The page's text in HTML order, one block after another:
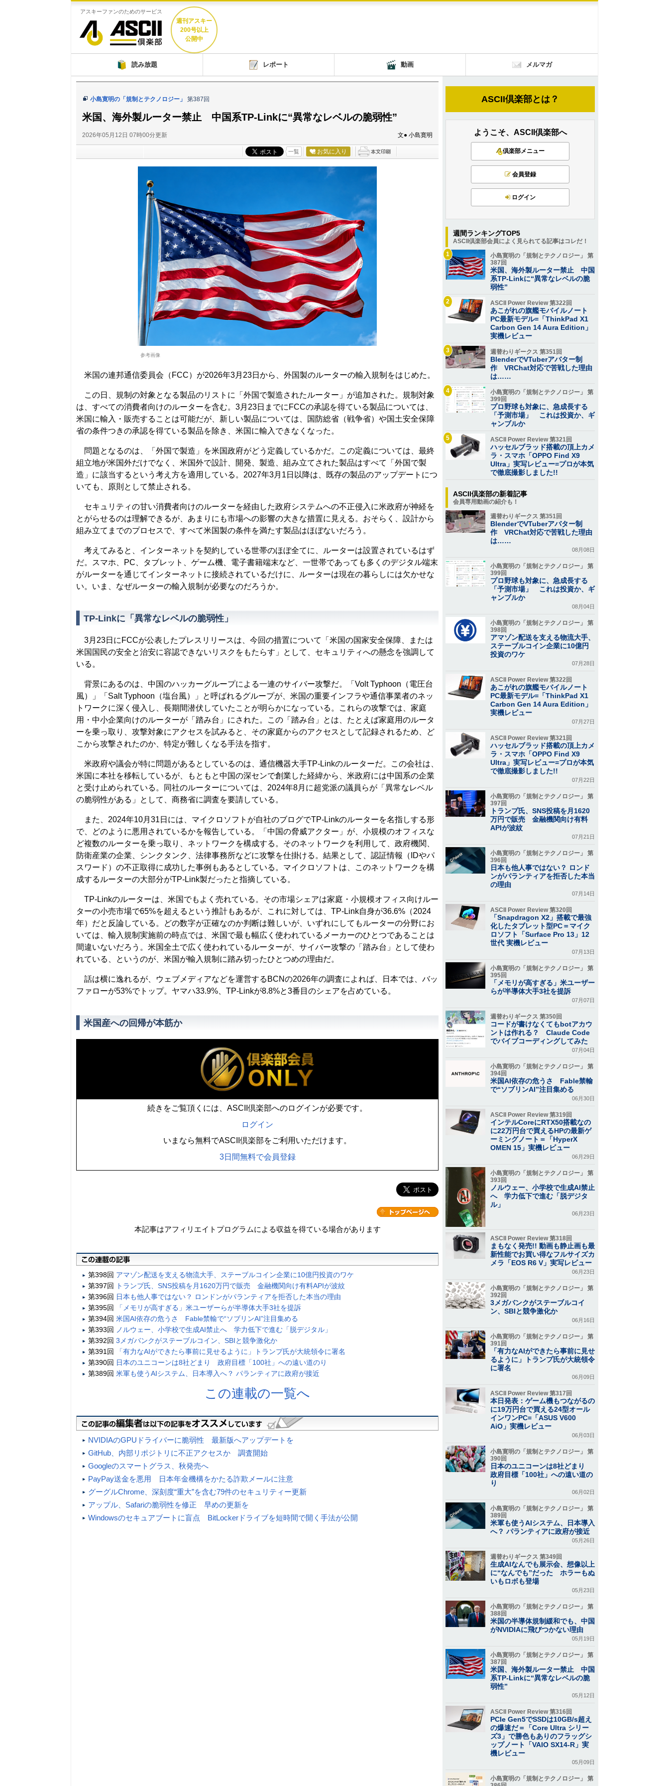
アスキーファンのためのサービス
ASCII倶楽部
週刊アスキー
200号以上
公開中
読み放題 レポート 動画 メルマガ
小島寛明の「規制とテクノロジー」 第387回
米国、海外製ルーター禁止 中国系TP-Linkに“異常なレベルの脆弱性”
2026年05月12日 07時00分更新 文● 小島寛明
一覧 お気に入り
参考画像
米国の連邦通信委員会（FCC）が2026年3月23日から、外国製のルーターの輸入規制をはじめた。
この日、規制の対象となる製品のリストに「外国で製造されたルーター」が追加された。規制対象
は、すべての消費者向けのルーターを含む。3月23日までにFCCの承認を得ている製品については、
米国に輸入・販売することは可能だが、新しい製品については、国防総省（戦争省）や国土安全保障
省の条件つきの承認を得ている製品を除き、米国に輸入できなくなった。
問題となるのは、「外国で製造」を米国政府がどう定義しているかだ。この定義については、最終
組立地が米国外だけでなく、米国外で設計、開発、製造、組み立てされた製品はすべて「外国で製
造」に該当するという考え方を適用している。2027年3月1日以降は、既存の製品のアップデートにつ
いても、原則として禁止される。
セキュリティの甘い消費者向けのルーターを経由した政府システムへの不正侵入に米政府が神経を
とがらせるのは理解できるが、あまりにも市場への影響の大きな措置に見える。おそらく、設計から
組み立てまでのプロセスで、すべて米国製の条件を満たす製品はほぼないだろう。
考えてみると、インターネットを契約している世帯のほぼ全てに、ルーターは設置されているはず
だ。スマホ、PC、タブレット、ゲーム機、電子書籍端末など、一世帯であっても多くのデジタル端末
がルーターを通じてインターネットに接続されているだけに、ルーターは現在の暮らしには欠かせな
い。いま、なぜルーターの輸入規制が必要なのだろうか。
TP-Linkに「異常なレベルの脆弱性」
3月23日にFCCが公表したプレスリリースは、今回の措置について「米国の国家安全保障、または
米国国民の安全と治安に容認できないリスクをもたらす」として、セキュリティへの懸念を強調して
いる。
背景にあるのは、中国のハッカーグループによる一連のサイバー攻撃だ。「Volt Typhoon（電圧台
風）」「Salt Typhoon（塩台風）」と呼ばれるグループが、米国の重要インフラや通信事業者のネッ
トワークに深く侵入し、長期間潜伏していたことが明らかになっている。これらの攻撃では、家庭
用・中小企業向けのルーターが「踏み台」にされた。この「踏み台」とは、たとえば家庭用のルータ
ーを乗っ取り、攻撃対象にアクセスを試みると、その家庭からのアクセスとして記録されるため、ど
こから攻撃されたのか、特定が難しくなる手法を指す。
米政府や議会が特に問題があるとしているのは、通信機器大手TP-Linkのルーターだ。この会社は、
米国に本社を移転しているが、もともと中国の深センで創業した経緯から、米政府には中国系の企業
と受け止められている。同社のルーターについては、2024年8月に超党派の議員らが「異常なレベル
の脆弱性がある」として、商務省に調査を要請している。
また、2024年10月31日には、マイクロソフトが自社のブログでTP-Linkのルーターを名指しする形
で、どのように悪用されているかを報告している。「中国の脅威アクター」が、小規模のオフィスな
ど複数のルーターを乗っ取り、ネットワークを構成する。そのネットワークを利用して、政府機関、
防衛産業の企業、シンクタンク、法律事務所などに攻撃を仕掛ける。結果として、認証情報（IDやパ
スワード）の不正取得に成功した事例もあるとしている。マイクロソフトは、このネットワークを構
成するルーターの大部分がTP-Link製だったと指摘している。
TP-Linkのルーターは、米国でもよく売れている。その市場シェアは家庭・小規模オフィス向けルー
ターの小売市場で65%を超えるという推計もあるが、これに対しては、TP-Link自身が36.6%（2024
年）だと反論している。どの数字が正確なのか判断は難しいが、いずれにしてもルーターの分野にお
いては、輸入規制実施前の時点では、米国で最も幅広く使われているメーカーのひとつであることは
間違いないだろう。米国全土で広く使われているルーターが、サイバー攻撃の「踏み台」として使わ
れている、というのが、米国が輸入規制に踏み切ったひとつめの理由だ。
話は横に逸れるが、ウェブメディアなどを運営するBCNの2026年の調査によれば、日本では、バッ
ファローが53%でトップ。ヤマハ33.9%、TP-Linkが8.8%と3番目のシェアを占めている。
米国産への回帰が本筋か
続きをご覧頂くには、ASCII倶楽部へのログインが必要です。
ログイン
いまなら無料でASCII倶楽部をご利用いただけます。
3日間無料で会員登録
本記事はアフィリエイトプログラムによる収益を得ている場合があります
第398回 アマゾン配送を支える物流大手、ステーブルコイン企業に10億円投資のワケ
第397回
トランプ氏、SNS投稿を月1620万円で販売 金融機関向け有料APIが波紋
第396回 日本も他人事ではない？ ロンドンがパランティアを拒否した本当の理由
第395回
「メモリが高すぎる」米ユーザーらが半導体大手3社を提訴
第394回 米国AI依存の危うさ Fable禁輸で“ソブリンAI”注目集める
第393回 ノルウェー、小学校で生成AI禁止へ 学力低下で進む「脱デジタル」
第392回 3メガバンクがステーブルコイン、SBIと競争激化か
第391回
「有力なAIができたら事前に見せるように」トランプ氏が大統領令に署名
第390回 日本のユニコーンは8社どまり 政府目標「100社」への遠い道のり
第389回 米軍も使うAIシステム、日本導入へ？ パランティアに政府が接近
この連載の一覧へ
NVIDIAのGPUドライバーに脆弱性 最新版へアップデートを
GitHub、内部リポジトリに不正アクセスか 調査開始
Googleのスマートグラス、秋発売へ
PayPay送金を悪用 日本年金機構をかたる詐欺メールに注意
グーグルChrome、深刻度“重大”を含む79件のセキュリティー更新
アップル、Safariの脆弱性を修正 早めの更新を
Windowsのセキュアブートに盲点 BitLockerドライブを短時間で開く手法が公開
ASCII倶楽部とは？
ようこそ、ASCII倶楽部へ
倶楽部メニュー
会員登録
ログイン
週間ランキングTOP5
ASCII倶楽部会員によく見られてる記事はコレだ！
1
小島寛明の「規制とテクノロジー」 第
387回
米国、海外製ルーター禁止 中国
系TP-Linkに“異常なレベルの脆
弱性”
2 ASCII Power Review 第322回
あこがれの旗艦モバイルノート
PC最新モデル=「ThinkPad X1
Carbon Gen 14 Aura Edition」
実機レビュー
3 週替わりギークス 第351回
BlenderでVTuberアバター制
作 VRChat対応で苦戦した理由
は……
4
小島寛明の「規制とテクノロジー」 第
399回
プロ野球も対象に、急成長する
「予測市場」 これは投資か、ギ
ャンブルか
5 ASCII Power Review 第321回
ハッセルブラッド搭載の頂上カメ
ラ・スマホ「OPPO Find X9
Ultra」実写レビュー=プロが本気
で徹底撮影しました!!
ASCII倶楽部の新着記事
会員専用動画の紹介も！
週替わりギークス 第351回
BlenderでVTuberアバター制
作 VRChat対応で苦戦した理由
は……
08月08日
小島寛明の「規制とテクノロジー」 第
399回
プロ野球も対象に、急成長する
「予測市場」 これは投資か、ギ
ャンブルか
08月04日
小島寛明の「規制とテクノロジー」 第
398回
アマゾン配送を支える物流大手、
ステーブルコイン企業に10億円
投資のワケ
07月28日
ASCII Power Review 第322回
あこがれの旗艦モバイルノート
PC最新モデル=「ThinkPad X1
Carbon Gen 14 Aura Edition」
実機レビュー
07月27日
ASCII Power Review 第321回
ハッセルブラッド搭載の頂上カメ
ラ・スマホ「OPPO Find X9
Ultra」実写レビュー=プロが本気
で徹底撮影しました!!
07月22日
小島寛明の「規制とテクノロジー」 第
397回
トランプ氏、SNS投稿を月1620
万円で販売 金融機関向け有料
APIが波紋
07月21日
小島寛明の「規制とテクノロジー」 第
396回
日本も他人事ではない？ ロンド
ンがパランティアを拒否した本当
の理由
07月14日
ASCII Power Review 第320回
「Snapdragon X2」搭載で最強
化したタブレット型PC＝マイク
ロソフト「Surface Pro 13」12
世代 実機レビュー
07月13日
小島寛明の「規制とテクノロジー」 第
395回
「メモリが高すぎる」米ユーザー
らが半導体大手3社を提訴
07月07日
週替わりギークス 第350回
コードが書けなくてもbotアカウ
ントは作れる？ Claude Code
でバイブコーディングしてみた
07月04日
小島寛明の「規制とテクノロジー」 第
394回
米国AI依存の危うさ Fable禁輸
で“ソブリンAI”注目集める
06月30日
ASCII Power Review 第319回
インテルCoreにRTX50搭載なの
に22万円台で買えるHPの最新ゲ
ーミングノート＝「HyperX
OMEN 15」実機レビュー
06月29日
小島寛明の「規制とテクノロジー」 第
393回
ノルウェー、小学校で生成AI禁止
へ 学力低下で進む「脱デジタ
ル」
06月23日
ASCII Power Review 第318回
まもなく発売!! 動画も静止画も最
新性能でお買い得なフルサイズカ
メラ「EOS R6 V」実写レビュー
06月23日
小島寛明の「規制とテクノロジー」 第
392回
3メガバンクがステーブルコイ
ン、SBIと競争激化か
06月16日
小島寛明の「規制とテクノロジー」 第
391回
「有力なAIができたら事前に見せ
るように」トランプ氏が大統領令
に署名
06月09日
ASCII Power Review 第317回
本日発表：ゲーム機もつながるの
に19万円台で買える24型オール
インワンPC=「ASUS V600
AiO」実機レビュー
06月03日
小島寛明の「規制とテクノロジー」 第
390回
日本のユニコーンは8社どまり
政府目標「100社」への遠い道の
り
06月02日
小島寛明の「規制とテクノロジー」 第
389回
米軍も使うAIシステム、日本導入
へ？ パランティアに政府が接近
05月26日
週替わりギークス 第349回
生成AIなんでも展示会、想像以上
に“なんでも”だった ホラーもぬ
いもロボも登場
05月23日
小島寛明の「規制とテクノロジー」 第
388回
米国の半導体規制緩和でも、中国
がNVIDIAに飛びつかない理由
05月19日
小島寛明の「規制とテクノロジー」 第
387回
米国、海外製ルーター禁止 中国
系TP-Linkに“異常なレベルの脆
弱性”
05月12日
ASCII Power Review 第316回
PCIe Gen5でSSDは10GB/s超え
の爆速だ＝「Core Ultra シリー
ズ3」で勝色もありのフラッグシ
ップノート「VAIO SX14-R」実
機レビュー
05月09日
小島寛明の「規制とテクノロジー」 第